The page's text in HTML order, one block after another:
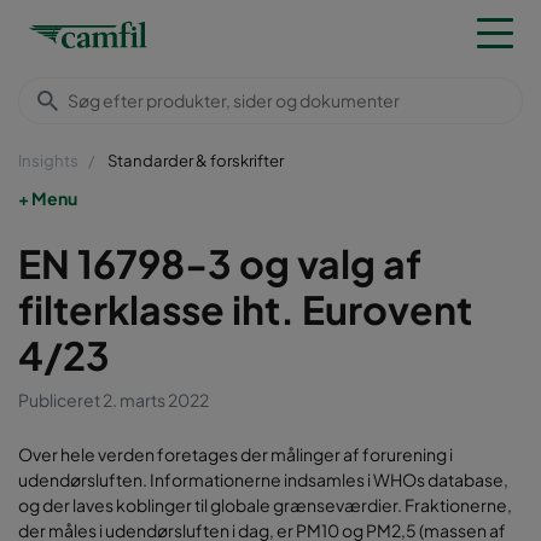
Insights Standarder & forskrifter
Menu
EN 16798-3 og valg af
filterklasse iht. Eurovent
4/23
Publiceret 2. marts 2022
Over hele verden foretages der målinger af forurening i
udendørsluften. Informationerne indsamles i WHOs database,
og der laves koblinger til globale grænseværdier. Fraktionerne,
der måles i udendørsluften i dag, er PM10 og PM2,5 (massen af